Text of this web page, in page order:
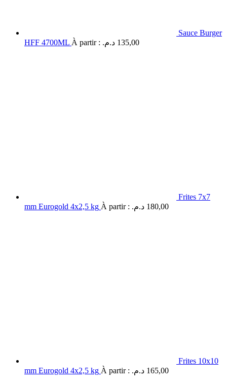
Sauce Burger
HFF 4700ML À partir : 135,00 د.م.
Frites 7x7
mm Eurogold 4x2,5 kg À partir : 180,00 د.م.
Frites 10x10
mm Eurogold 4x2,5 kg À partir : 165,00 د.م.